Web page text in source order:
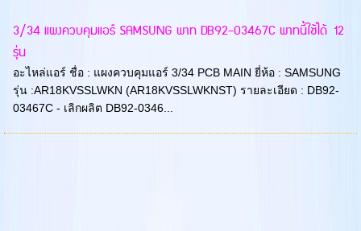
3/34 แผงควบคุมแอร์ SAMSUNG พาท DB92-03467C พาทนี้ใช้ได้ 12
รุ่น
อะไหล่แอร์ ชื่อ : แผงควบคุมแอร์ 3/34 PCB MAIN ยี่ห้อ : SAMSUNG
รุ่น :AR18KVSSLWKN (AR18KVSSLWKNST) รายละเอียด : DB92-
03467C - เลิกผลิต DB92-0346...